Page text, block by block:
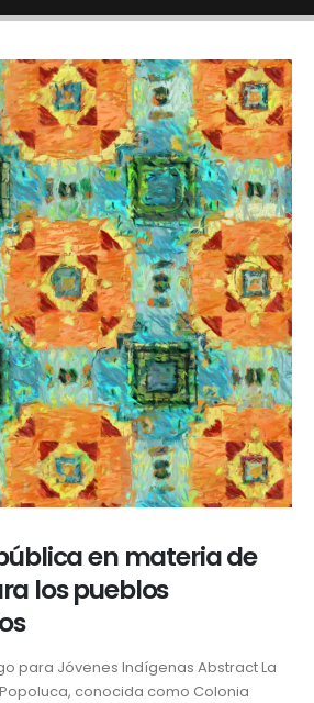
en materia de
los pueblos
para Jóvenes Indígenas Abstract La
conocida como Colonia